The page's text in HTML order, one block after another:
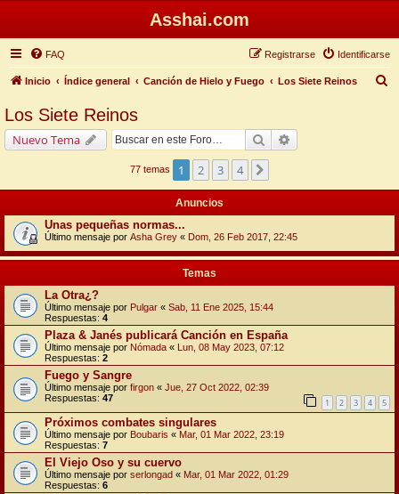
Asshai.com
FAQ Identificarse
Registrarse
Inicio Índice general Canción de Hielo y Fuego Los Siete Reinos
Los Siete Reinos
Nuevo Tema Buscar
77 temas 1 2 3 4
Anuncios
Unas pequeñas normas...
Último mensaje por Asha Grey « Dom, 26 Feb 2017, 22:45
Temas
La Otra¿?
Último mensaje por Pulgar « Sab, 11 Ene 2025, 15:44
Respuestas: 4
Plaza & Janés publicará Canción en España
Último mensaje por Nómada « Lun, 08 May 2023, 07:12
Respuestas: 2
Fuego y Sangre
Último mensaje por firgon « Jue, 27 Oct 2022, 02:39
Respuestas: 47 1 2 3 4 5
Próximos combates singulares
Último mensaje por Boubaris « Mar, 01 Mar 2022, 23:19
Respuestas: 7
El Viejo Oso y su cuervo
Último mensaje por serlongad « Mar, 01 Mar 2022, 01:29
Respuestas: 6